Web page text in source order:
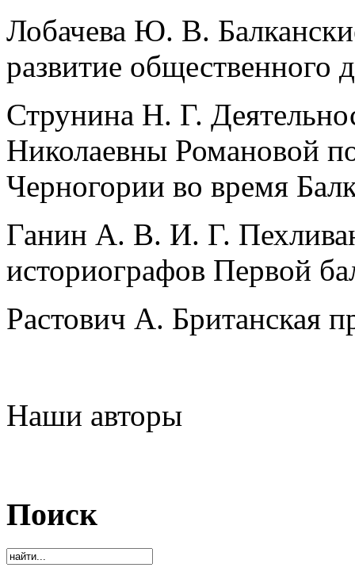
Лобачева Ю. В.
развитие общественного
Струнина Н. Г.
Николаевны Романовой
Черногории во время
Ганин A. B. И. Г.
историографов Первой
Растович А. Британская
Наши авторы
Поиск